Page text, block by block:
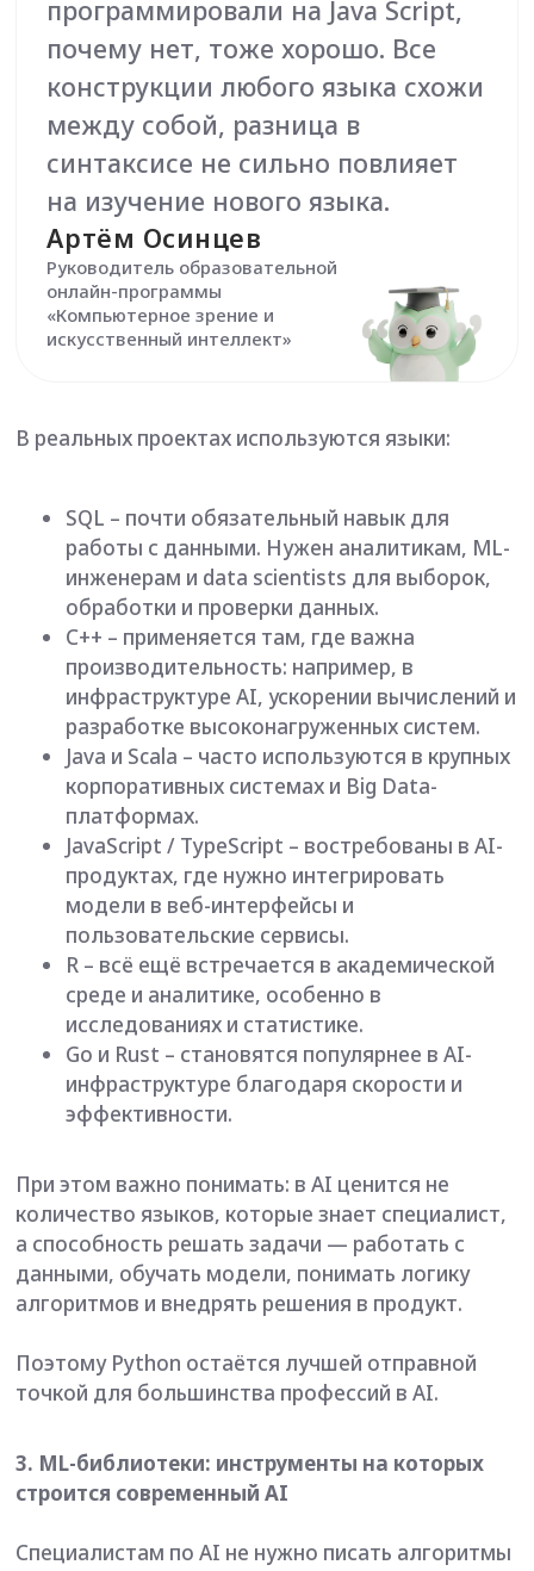
Руководитель образовательной
«Компьютерное зрение и
искусственный интеллект»
В реальных проектах используются языки:
SQL – почти обязательный навык для
работы с данными. Нужен аналитикам, ML-
инженерам и data scientists для выборок,
обработки и проверки данных.
C++ – применяется там, где важна
разработке высоконагруженных систем.
корпоративных системах и Big Data-
платформах.
JavaScript / TypeScript – востребованы в AI-
продуктах, где нужно интегрировать
модели в веб-интерфейсы и
пользовательские сервисы.
R – всё ещё встречается в академической
среде и аналитике, особенно в
исследованиях и статистике.
Go и Rust – становятся популярнее в AI-
инфраструктуре благодаря скорости и
эффективности.
При этом важно понимать: в AI ценится не
количество языков, которые знает специалист,
а способность решать задачи — работать с
данными, обучать модели, понимать логику
алгоритмов и внедрять решения в продукт.
Поэтому Python остаётся лучшей отправной
точкой для большинства профессий в AI.
Специалистам по AI не нужно писать алгоритмы
машинного обучения и нейросети с нуля – для
этого существуют готовые библиотеки и
фреймворки. Они позволяют быстрее обучать
решения в продукты. Без них вы будете писать
нейросети с нуля – что долго и не нужно.
Ключевые инструменты, которые чаще всего
встречаются в индустрии: